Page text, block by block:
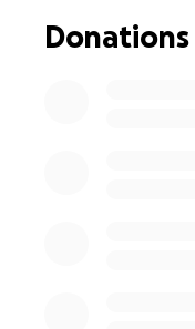
Gracias por
Donations